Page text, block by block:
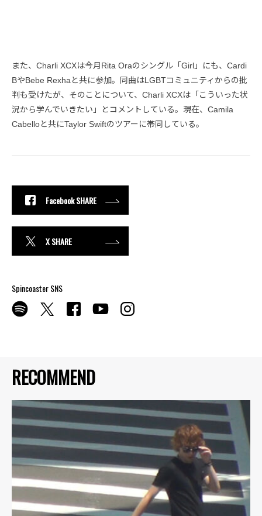
RECOMMEND
また、Charli XCXは今月Rita Oraのシングル「Girl」にも、Cardi
BやBebe Rexhaと共に参加。同曲はLGBTコミュニティからの批
判も受けたが、そのことについて、Charli XCXは「こういった状
況から学んでいきたい」とコメントしている。現在、Camila
Cabelloと共にTaylor Swiftのツアーに帯同している。
Facebook SHARE
X SHARE
Spincoaster SNS